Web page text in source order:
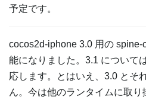
予定です。
cocos2d-iphone 3.0 用の
能になりました。3.1 について
応します。とはいえ、3.0 とそ
ん。今は他のランタイムに取り